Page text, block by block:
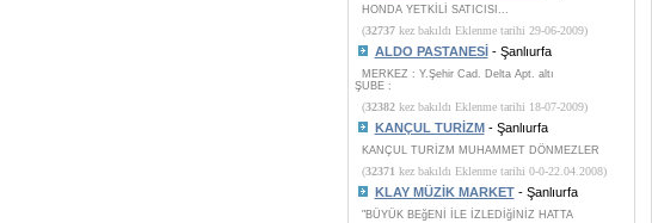
HONDA YETKİLİ SATICISI...
(32737kez bakıldı Eklenme tarihi 29-06-2009)
ALDO PASTANESİ- Şanlıurfa
MERKEZ : Y.Şehir Cad. Delta Apt. altı
ŞUBE :
(32382kez bakıldı Eklenme tarihi 18-07-2009)
KANÇUL TURİZM- Şanlıurfa
KANÇUL TURİZM MUHAMMET DÖNMEZLER
(32371 kez bakıldı Eklenme tarihi 0-0-22.04.2008)
KLAY MÜZİK MARKET- Şanlıurfa
"BÜYÜK BEğENİ İLE İZLEDİğİNİZ HATTA